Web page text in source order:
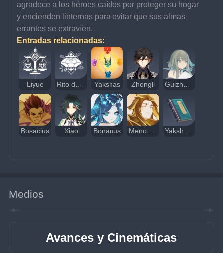
agradece a los héroes caídos por proteger su hogar
y encienden linternas para evitar que sus almas
errantes se extravíen.
Entradas relacionadas:
Liyue Yakshas Zhongli
Bosacius Xiao Bonanus
Medios
Avances y Cinemáticas